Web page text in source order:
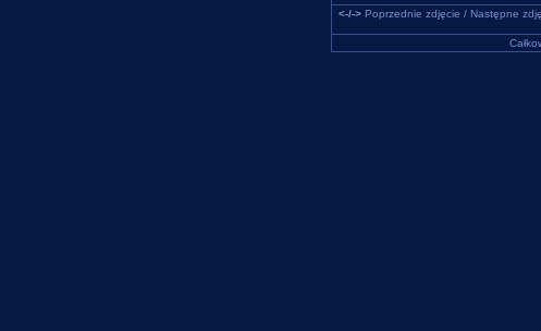
<-/->Poprzednie zdjęcie / Następne